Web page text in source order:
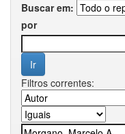
Buscar em:
por
Filtros correntes: